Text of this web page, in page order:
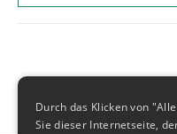
Durch das Klicken von
Sie dieser Internetseite,